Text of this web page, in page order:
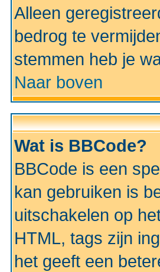
Alleen
bedrog te
stemmen heb je
Naar boven
Wat is BBCode?
BBCode is een
kan gebruiken is
uitschakelen op
HTML, tags zijn
het geeft een